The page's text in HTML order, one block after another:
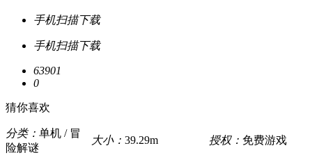
手机扫描下载
手机扫描下载
63901
0
猜你喜欢
分类： 单机 / 冒
险解谜
大小： 39.29m 授权： 免费游戏